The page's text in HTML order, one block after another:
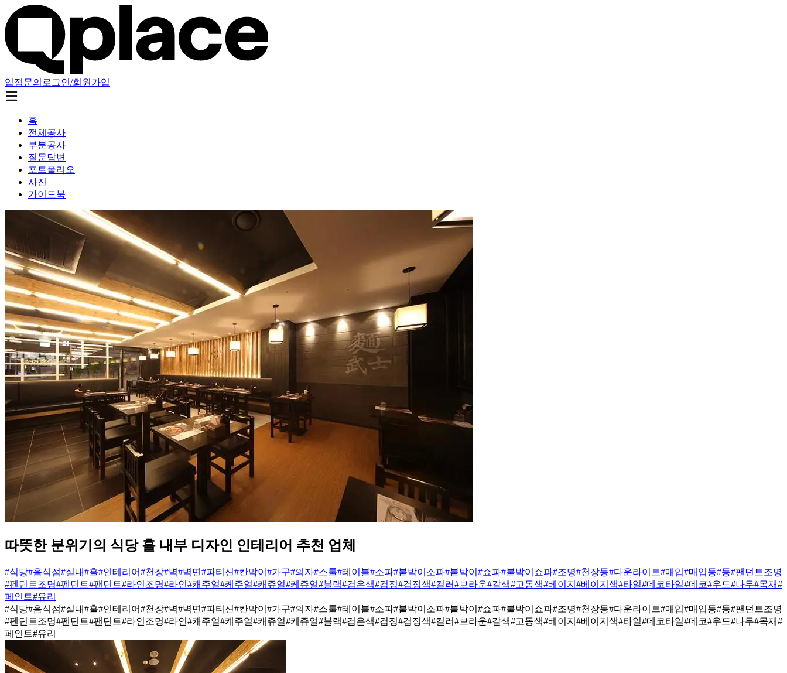
입점문의 로그인/회원가입
홈
전체공사
부분공사
질문답변
포트폴리오
사진
가이드북
따뜻한 분위기의 식당 홀 내부 디자인 인테리어 추천 업체
#식당#음식점#실내#홀#인테리어#천장#벽#벽면#파티션#칸막이 #가구#의자#스툴#테이블#소파#붙박이소파#붙박이 #쇼파#붙박이쇼파#조명#천장등#다운라이트#매입#매입등#등#팬던트조명
#펜던트조명#펜던트#팬던트#라인조명#라인#캐주얼#케주얼#캐쥬얼#케쥬얼#블랙#검은색#검정#검정색#컬러#브라운#갈색#고동색#베이지 #베이지색#타일#데코타일#데코#우드#나무#목재#
페인트#유리
#식당#음식점#실내#홀#인테리어#천장#벽#벽면#파티션#칸막이 #가구#의자#스툴#테이블#소파#붙박이소파#붙박이 #쇼파#붙박이쇼파#조명#천장등#다운라이트#매입#매입등#등#팬던트조명
#펜던트조명#펜던트#팬던트#라인조명#라인#캐주얼#케주얼#캐쥬얼#케쥬얼#블랙#검은색#검정#검정색#컬러#브라운#갈색#고동색#베이지 #베이지색#타일#데코타일#데코#우드#나무#목재#
페인트#유리